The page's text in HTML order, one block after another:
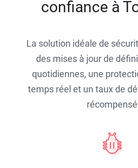
confiance à
La solution idéale de
des mises à jour de
quotidiennes, une
temps réel et un taux de